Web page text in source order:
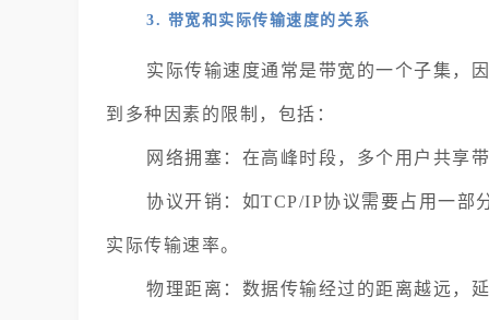
3. 带宽和实际传输速度的关系
实际传输速度通常是带宽的一个子集，
到多种因素的限制，包括：
网络拥塞：在高峰时段，多个用户共享
协议开销：如TCP/IP协议需要占用一部
实际传输速率。
物理距离：数据传输经过的距离越远，